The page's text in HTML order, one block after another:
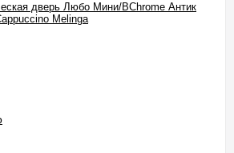
дверь Любо Мини/BChrome Антик
Melinga